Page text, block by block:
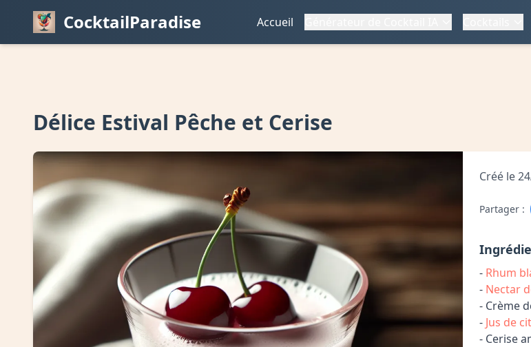
CocktailParadise Accueil
Délice Estival Pêche et Cerise
Créé le
Partager :
- Rhum
- Nectar
- Crème
- Jus de
- Cerise